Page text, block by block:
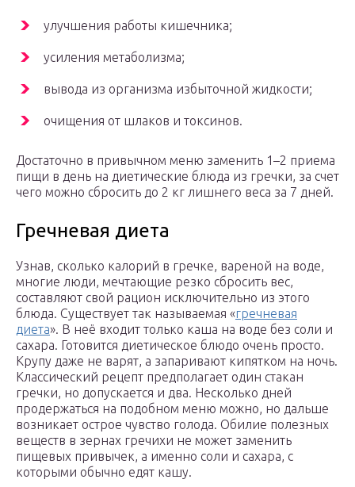
улучшения работы кишечника;
усиления метаболизма;
вывода из организма избыточной жидкости;
очищения от шлаков и токсинов.
Достаточно в привычном меню заменить 1–2 приема
пищи в день на диетические блюда из гречки, за счет
чего можно сбросить до 2 кг лишнего веса за 7 дней.
Гречневая диета
Узнав, сколько калорий в гречке, вареной на воде,
многие люди, мечтающие резко сбросить вес,
составляют свой рацион исключительно из этого
блюда. Существует так называемая «гречневая
диета». В неё входит только каша на воде без соли и
сахара. Готовится диетическое блюдо очень просто.
Крупу даже не варят, а запаривают кипятком на ночь.
Классический рецепт предполагает один стакан
гречки, но допускается и два. Несколько дней
продержаться на подобном меню можно, но дальше
возникает острое чувство голода. Обилие полезных
веществ в зернах гречихи не может заменить
пищевых привычек, а именно соли и сахара, с
которыми обычно едят кашу.